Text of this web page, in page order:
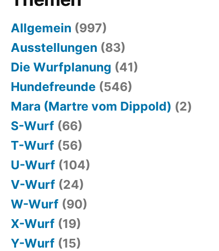
Allgemein (997)
Ausstellungen (83)
Die Wurfplanung (41)
Hundefreunde (546)
Mara (Martre vom Dippold) (2)
S-Wurf (66)
T-Wurf (56)
U-Wurf (104)
V-Wurf (24)
W-Wurf (90)
X-Wurf (19)
Y-Wurf (15)